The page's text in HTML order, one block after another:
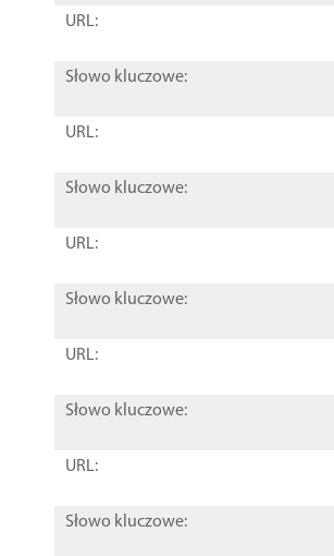
URL:
Słowo kluczowe:
URL:
Słowo kluczowe:
URL:
Słowo kluczowe:
URL:
Słowo kluczowe:
URL:
Słowo kluczowe: